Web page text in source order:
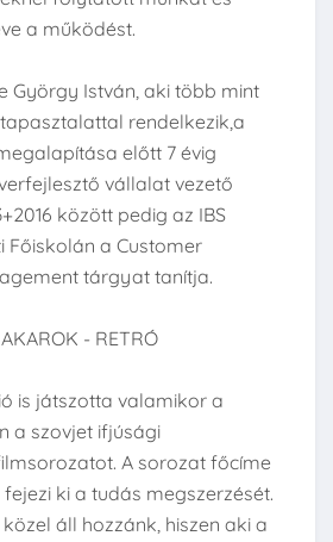
a működést.
György István, aki több mint
tapasztalattal rendelkezik,a
előtt 7 évig
vállalat vezető
között pedig az IBS
Főiskolán a Customer
tárgyat tanítja.
- RETRÓ
is játszotta valamikor a
a szovjet ifjúsági
A sorozat főcíme
ki a tudás megszerzését.
áll hozzánk, hiszen aki a